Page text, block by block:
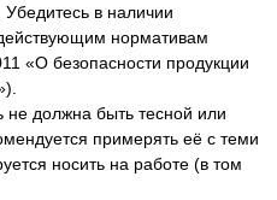
Убедитесь в наличии
нормативам
«О безопасности продукции
не должна быть тесной или
примерять её с теми
носить на работе (в том